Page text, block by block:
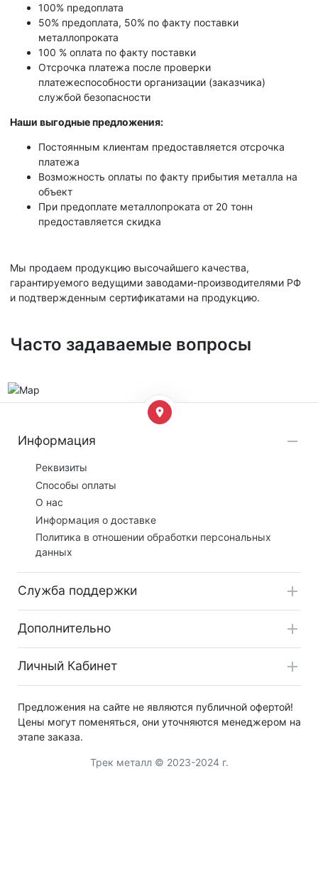
100% предоплата
50% предоплата, 50% по факту поставки
металлопроката
100 % оплата по факту поставки
Отсрочка платежа после проверки
платежеспособности организации (заказчика)
службой безопасности
Наши выгодные предложения:
Постоянным клиентам предоставляется отсрочка
платежа
Возможность оплаты по факту прибытия металла на
объект
При предоплате металлопроката от 20 тонн
предоставляется скидка
Мы продаем продукцию высочайшего качества,
гарантируемого ведущими заводами-производителями РФ
и подтвержденным сертификатами на продукцию.
Часто задаваемые вопросы
Информация
Реквизиты
Способы оплаты
О нас
Информация о доставке
Политика в отношении обработки персональных
данных
Служба поддержки
Дополнительно
Личный Кабинет
Предложения на сайте не являются публичной офертой!
Цены могут поменяться, они уточняются менеджером на
этапе заказа.
Трек металл © 2023-2024 г.